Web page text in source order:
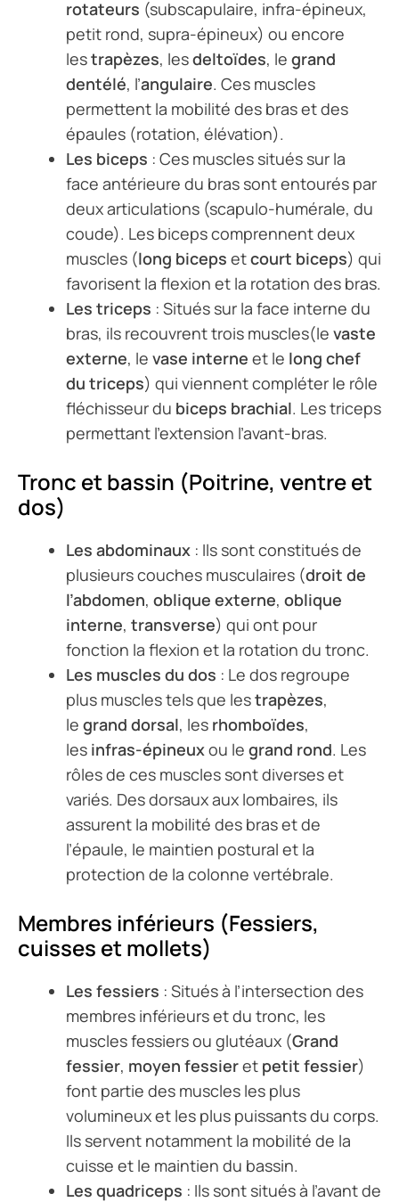
rotateurs (subscapulaire, infra-épineux,
petit rond, supra-épineux) ou encore
lestrapèzes, lesdeltoïdes, le grand
dentélé, l’angulaire. Ces muscles
permettent la mobilité des bras et des
épaules (rotation, élévation).
Les biceps : Ces muscles situés sur la
face antérieure du bras sont entourés par
deux articulations (scapulo-humérale, du
coude). Les biceps comprennent deux
muscles (long biceps etcourt biceps) qui
favorisent la flexion et la rotation des bras.
Les triceps : Situés sur la face interne du
bras, ils recouvrent trois muscles(le vaste
externe, le vase interne et le long chef
du triceps) qui viennent compléter le rôle
fléchisseur du biceps brachial. Les triceps
permettant l’extension l’avant-bras.
Tronc et bassin (Poitrine, ventre et
dos)
Les abdominaux : Ils sont constitués de
plusieurs couches musculaires (droit de
l’abdomen, oblique externe, oblique
interne, transverse) qui ont pour
fonction la flexion et la rotation du tronc.
Les muscles du dos : Le dos regroupe
plus muscles tels que lestrapèzes,
le grand dorsal, les rhomboïdes,
les infras-épineuxou le grand rond. Les
rôles de ces muscles sont diverses et
variés. Des dorsaux aux lombaires, ils
assurent la mobilité des bras et de
l’épaule, le maintien postural et la
protection de la colonne vertébrale.
Membres inférieurs (Fessiers,
cuisses et mollets)
Les fessiers : Situés à l’intersection des
membres inférieurs et du tronc, les
muscles fessiers ou glutéaux (Grand
fessier, moyen fessieret petit fessier)
font partie des muscles les plus
volumineux et les plus puissants du corps.
Ils servent notamment la mobilité de la
cuisse et le maintien du bassin.
Les quadriceps : Ils sont situés à l’avant de